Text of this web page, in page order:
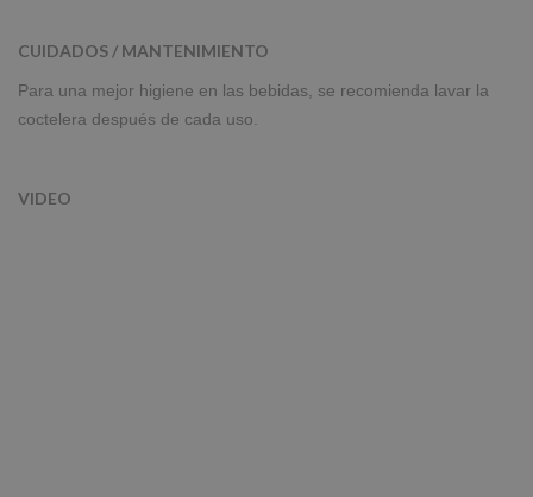
CUIDADOS / MANTENIMIENTO
Para una mejor higiene en las bebidas, se recomienda lavar la
coctelera después de cada uso.
VIDEO